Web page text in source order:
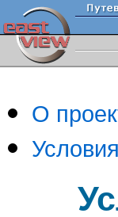
О